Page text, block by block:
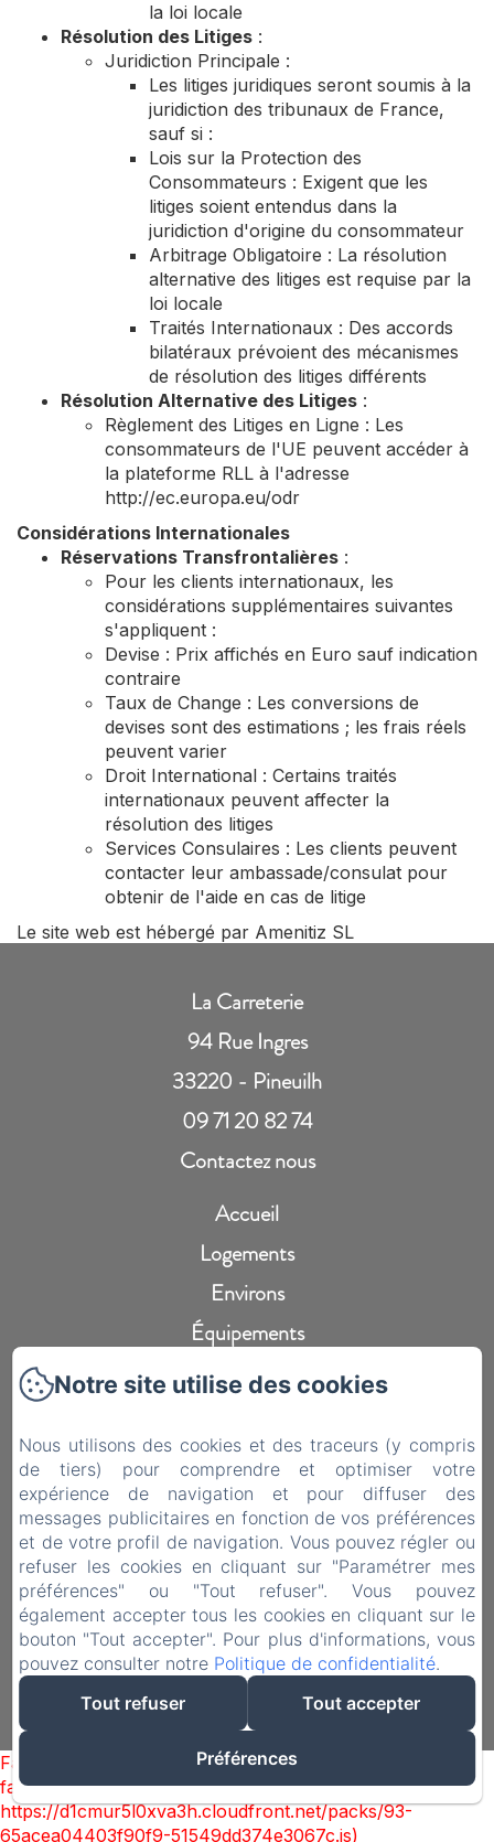
la loi locale
Résolution des Litiges :
Juridiction Principale :
Les litiges juridiques seront soumis à la
juridiction des tribunaux de France,
sauf si :
Lois sur la Protection des
Consommateurs : Exigent que les
litiges soient entendus dans la
juridiction d'origine du consommateur
Arbitrage Obligatoire : La résolution
alternative des litiges est requise par la
loi locale
Traités Internationaux : Des accords
bilatéraux prévoient des mécanismes
de résolution des litiges différents
Résolution Alternative des Litiges :
Règlement des Litiges en Ligne : Les
consommateurs de l'UE peuvent accéder à
la plateforme RLL à l'adresse
http://ec.europa.eu/odr
Considérations Internationales
Réservations Transfrontalières :
Pour les clients internationaux, les
considérations supplémentaires suivantes
s'appliquent :
Devise : Prix affichés en Euro sauf indication
contraire
Taux de Change : Les conversions de
devises sont des estimations ; les frais réels
peuvent varier
Droit International : Certains traités
internationaux peuvent affecter la
résolution des litiges
Services Consulaires : Les clients peuvent
contacter leur ambassade/consulat pour
obtenir de l'aide en cas de litige
Le site web est hébergé par Amenitiz SL
La Carreterie
94 Rue Ingres
33220 - Pineuilh
09 71 20 82 74
Contactez nous
Accueil
Logements
Environs
Équipements
Services
Mentions légales
Politique de confidentialité
Informations légales
Informations sur les cookies
Créé par Amenitiz
Failed to load BookingEngine/index: Loading chunk 93
failed. (missing:
https://d1cmur5l0xva3h.cloudfront.net/packs/93-
65acea04403f90f9-51549dd374e3067c.js)
Notre site utilise des cookies
Nous utilisons des cookies et des traceurs (y compris
de tiers) pour comprendre et optimiser votre
expérience de navigation et pour diffuser des
messages publicitaires en fonction de vos préférences
et de votre profil de navigation. Vous pouvez régler ou
refuser les cookies en cliquant sur "Paramétrer mes
préférences" ou "Tout refuser". Vous pouvez
également accepter tous les cookies en cliquant sur le
bouton "Tout accepter". Pour plus d'informations, vous
pouvez consulter notre Politique de confidentialité.
Tout refuser
Tout accepter
Préférences